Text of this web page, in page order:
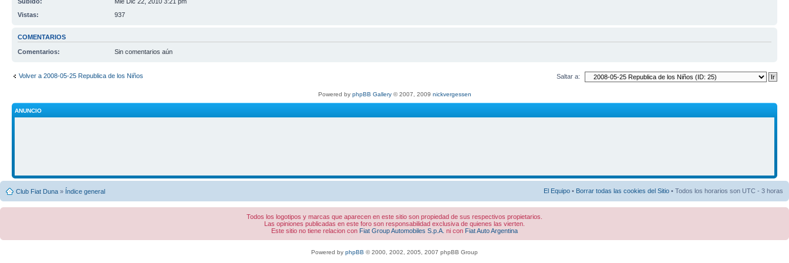
Vistas:
937
COMENTARIOS
Comentarios: Sin comentarios aún
Volver a 2008-05-25 Republica de los Niños Saltar a:
Powered by phpBB Gallery© 2007, 2009 nickvergessen
ANUNCIO
Club Fiat Duna » Índice general El Equipo • Borrar todas las cookies del Sitio • Todos los horarios son UTC - 3 horas
Todos los logotipos y marcas que aparecen en este sitio son propiedad de sus respectivos propietarios.
Las opiniones publicadas en este foro son responsabilidad exclusiva de quienes las vierten.
Este sitio no tiene relacion con Fiat Group Automobiles S.p.A. ni con Fiat Auto Argentina
Powered by phpBB © 2000, 2002, 2005, 2007 phpBB Group